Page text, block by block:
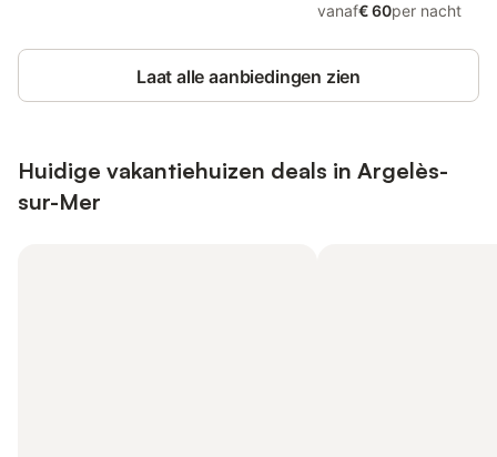
vanaf€ 60per nacht
Laat alle aanbiedingen zien
Huidige vakantiehuizen deals in Argelès-
sur-Mer